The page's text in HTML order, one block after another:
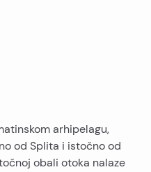
arhipelagu,
od Splita i istočno od
obali otoka nalaze